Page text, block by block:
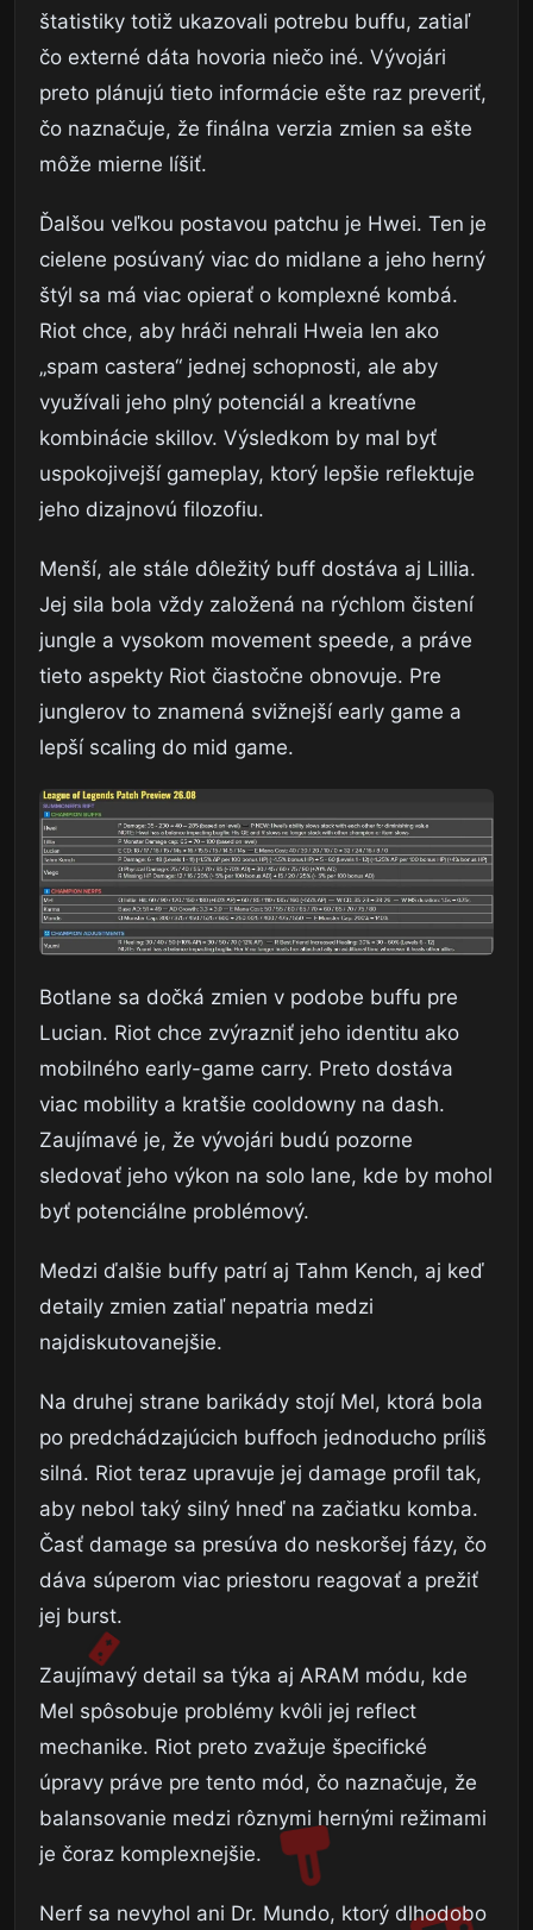
štatistiky totiž ukazovali potrebu buffu, zatiaľ
čo externé dáta hovoria niečo iné. Vývojári
preto plánujú tieto informácie ešte raz preveriť,
čo naznačuje, že finálna verzia zmien sa ešte
môže mierne líšiť.
Ďalšou veľkou postavou patchu je Hwei. Ten je
cielene posúvaný viac do midlane a jeho herný
štýl sa má viac opierať o komplexné kombá.
Riot chce, aby hráči nehrali Hweia len ako
„spam castera“ jednej schopnosti, ale aby
využívali jeho plný potenciál a kreatívne
kombinácie skillov. Výsledkom by mal byť
uspokojivejší gameplay, ktorý lepšie reflektuje
jeho dizajnovú filozofiu.
Menší, ale stále dôležitý buff dostáva aj Lillia.
Jej sila bola vždy založená na rýchlom čistení
jungle a vysokom movement speede, a práve
tieto aspekty Riot čiastočne obnovuje. Pre
junglerov to znamená svižnejší early game a
lepší scaling do mid game.
Botlane sa dočká zmien v podobe buffu pre
Lucian. Riot chce zvýrazniť jeho identitu ako
mobilného early-game carry. Preto dostáva
viac mobility a kratšie cooldowny na dash.
Zaujímavé je, že vývojári budú pozorne
sledovať jeho výkon na solo lane, kde by mohol
byť potenciálne problémový.
Medzi ďalšie buffy patrí aj Tahm Kench, aj keď
detaily zmien zatiaľ nepatria medzi
najdiskutovanejšie.
Na druhej strane barikády stojí Mel, ktorá bola
po predchádzajúcich buffoch jednoducho príliš
silná. Riot teraz upravuje jej damage profil tak,
aby nebol taký silný hneď na začiatku komba.
Časť damage sa presúva do neskoršej fázy, čo
dáva súperom viac priestoru reagovať a prežiť
jej burst.
Zaujímavý detail sa týka aj ARAM módu, kde
Mel spôsobuje problémy kvôli jej reflect
mechanike. Riot preto zvažuje špecifické
úpravy práve pre tento mód, čo naznačuje, že
balansovanie medzi rôznymi hernými režimami
je čoraz komplexnejšie.
Nerf sa nevyhol ani Dr. Mundo, ktorý dlhodobo